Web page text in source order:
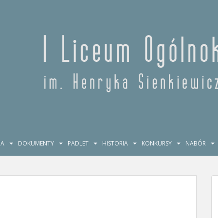
DOKUMENTY PADLET HISTORIA KONKURSY NABÓR